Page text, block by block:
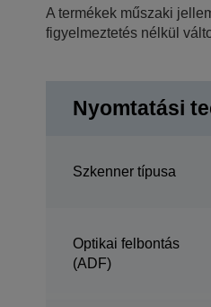
A termékek műszaki
figyelmeztetés nélkül
Nyomtatási
Szkenner típusa
Optikai felbontás
(ADF)